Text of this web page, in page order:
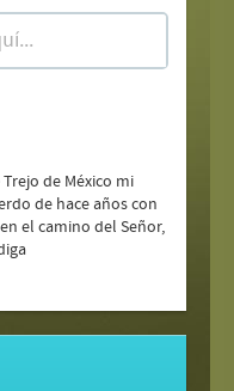
de México mi
de hace años con
el camino del Señor,